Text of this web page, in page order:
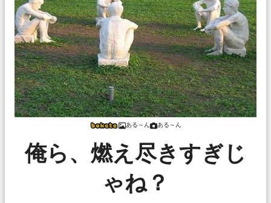
ある～ん ある～ん
俺ら、燃え尽きすぎじ
ゃね？